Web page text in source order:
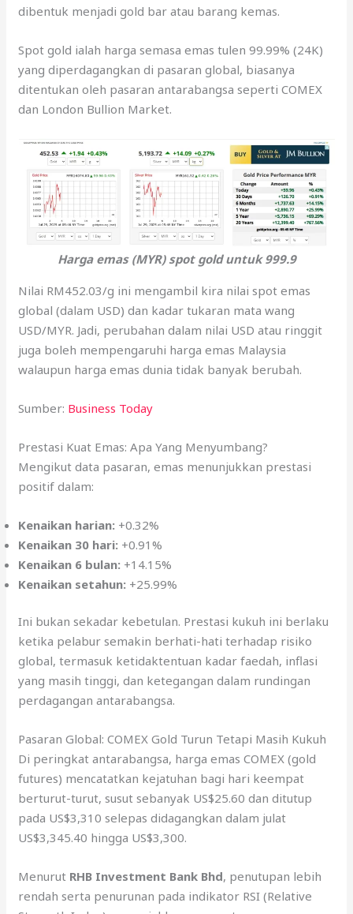
dibentuk menjadi gold bar atau barang kemas.
Spot gold ialah harga semasa emas tulen 99.99% (24K)
yang diperdagangkan di pasaran global, biasanya
ditentukan oleh pasaran antarabangsa seperti COMEX
dan London Bullion Market.
Harga emas (MYR) spot gold untuk 999.9
Nilai RM452.03/g ini mengambil kira nilai spot emas
global (dalam USD) dan kadar tukaran mata wang
USD/MYR. Jadi, perubahan dalam nilai USD atau ringgit
juga boleh mempengaruhi harga emas Malaysia
walaupun harga emas dunia tidak banyak berubah.
Sumber: Business Today
Prestasi Kuat Emas: Apa Yang Menyumbang?
Mengikut data pasaran, emas menunjukkan prestasi
positif dalam:
Kenaikan harian: +0.32%
Kenaikan 30 hari: +0.91%
Kenaikan 6 bulan: +14.15%
Kenaikan setahun: +25.99%
Ini bukan sekadar kebetulan. Prestasi kukuh ini berlaku
ketika pelabur semakin berhati-hati terhadap risiko
global, termasuk ketidaktentuan kadar faedah, inflasi
yang masih tinggi, dan ketegangan dalam rundingan
perdagangan antarabangsa.
Pasaran Global: COMEX Gold Turun Tetapi Masih Kukuh
Di peringkat antarabangsa, harga emas COMEX (gold
futures) mencatatkan kejatuhan bagi hari keempat
berturut-turut, susut sebanyak US$25.60 dan ditutup
pada US$3,310 selepas didagangkan dalam julat
US$3,345.40 hingga US$3,300.
Menurut RHB Investment Bank Bhd, penutupan lebih
rendah serta penurunan pada indikator RSI (Relative